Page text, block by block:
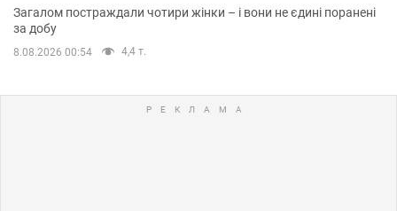
Загалом постраждали чотири жінки – і вони не єдині поранені
за добу
8.08.2026 00:54 4,4 т.